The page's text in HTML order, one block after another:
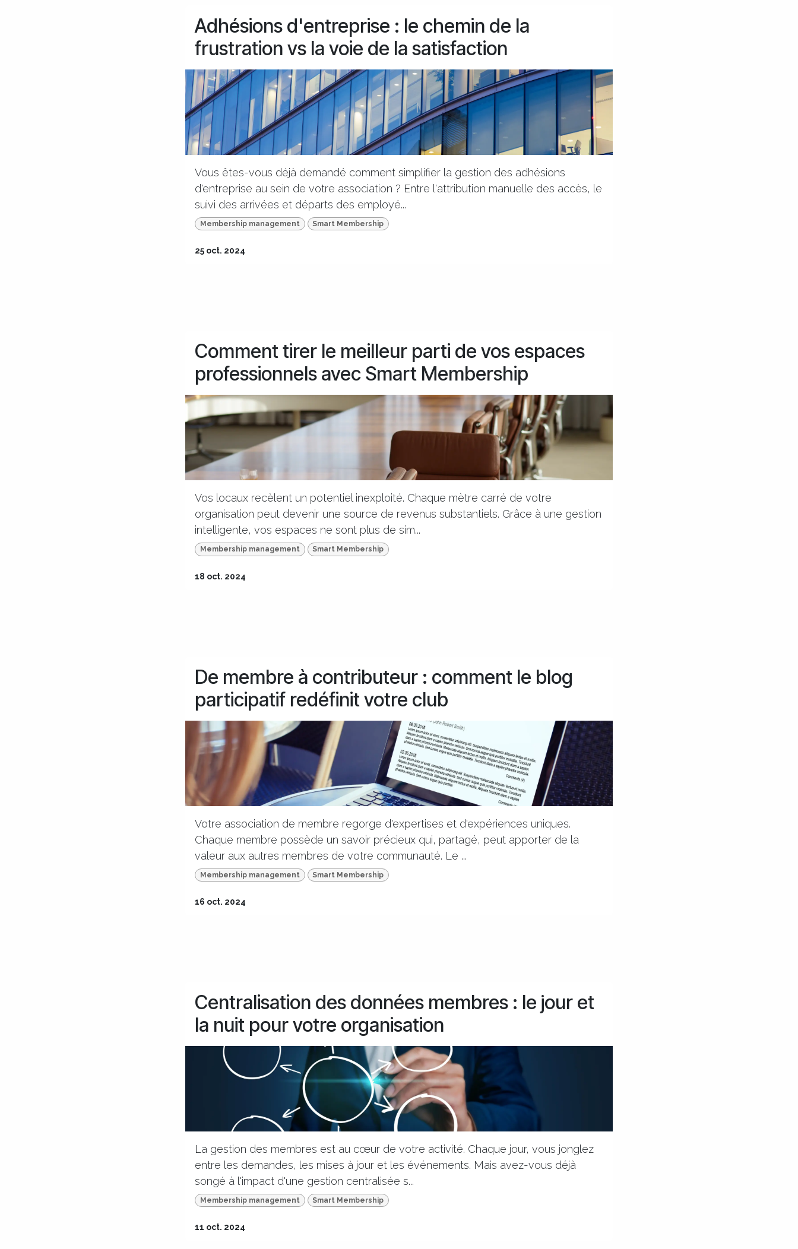
Adhésions d'entreprise : le chemin de la
frustration vs la voie de la satisfaction
Vous êtes-vous déjà demandé comment simplifier la gestion des adhésions
d'entreprise au sein de votre association ? Entre l'attribution manuelle des accès, le
suivi des arrivées et départs des employé...
Membership management Smart Membership
25 oct. 2024
Comment tirer le meilleur parti de vos espaces
professionnels avec Smart Membership
Vos locaux recèlent un potentiel inexploité. Chaque mètre carré de votre
organisation peut devenir une source de revenus substantiels. Grâce à une gestion
intelligente, vos espaces ne sont plus de sim...
Membership management Smart Membership
18 oct. 2024
De membre à contributeur : comment le blog
participatif redéfinit votre club
Votre association de membre regorge d'expertises et d'expériences uniques.
Chaque membre possède un savoir précieux qui, partagé, peut apporter de la
valeur aux autres membres de votre communauté. Le ...
Membership management Smart Membership
16 oct. 2024
Centralisation des données membres : le jour et
la nuit pour votre organisation
La gestion des membres est au cœur de votre activité. Chaque jour, vous jonglez
entre les demandes, les mises à jour et les événements. Mais avez-vous déjà
songé à l'impact d'une gestion centralisée s...
Membership management Smart Membership
11 oct. 2024